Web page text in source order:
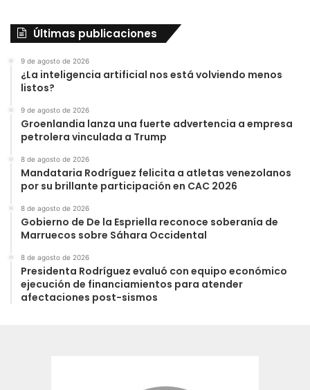
Últimas publicaciones
9 de agosto de 2026
¿La inteligencia artificial nos está volviendo menos
listos?
9 de agosto de 2026
Groenlandia lanza una fuerte advertencia a empresa
petrolera vinculada a Trump
8 de agosto de 2026
Mandataria Rodríguez felicita a atletas venezolanos
por su brillante participación en CAC 2026
8 de agosto de 2026
Gobierno de De la Espriella reconoce soberanía de
Marruecos sobre Sáhara Occidental
8 de agosto de 2026
Presidenta Rodríguez evaluó con equipo económico
ejecución de financiamientos para atender
afectaciones post-sismos